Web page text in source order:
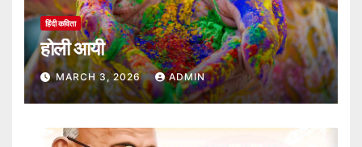
हिंदी कविता
होली आयी
MARCH 3, 2026 ADMIN